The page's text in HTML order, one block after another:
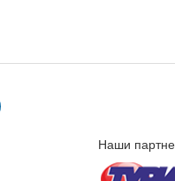
Наши